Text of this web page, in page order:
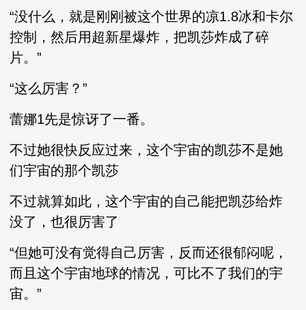
“没什么，就是刚刚被这个世界的凉1.8冰和卡尔
控制，然后用超新星爆炸，把凯莎炸成了碎
片。”
“这么厉害？”
蕾娜1先是惊讶了一番。
不过她很快反应过来，这个宇宙的凯莎不是她
们宇宙的那个凯莎
不过就算如此，这个宇宙的自己能把凯莎给炸
没了，也很厉害了
“但她可没有觉得自己厉害，反而还很郁闷呢，
而且这个宇宙地球的情况，可比不了我们的宇
宙。”